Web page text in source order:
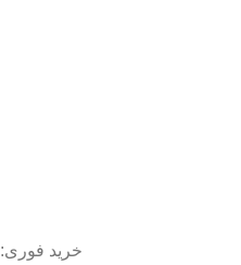
خرید فوری: